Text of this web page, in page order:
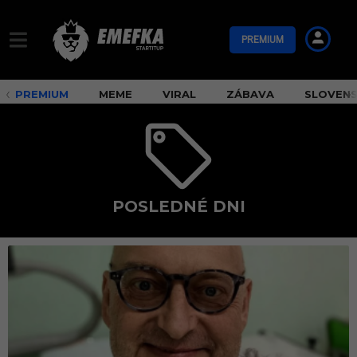
PREMIUM
PREMIUM MEME VIRAL ZÁBAVA
POSLEDNÉ DNI
p
o